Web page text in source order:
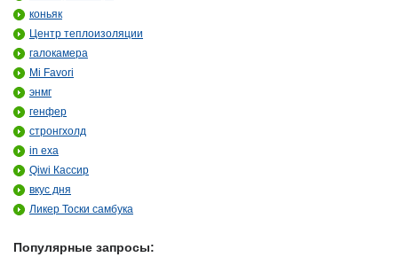
коньяк
Центр теплоизоляции
галокамера
Mi Favori
энмг
генфер
стронгхолд
in exa
Qiwi Кассир
вкус дня
Ликер Тоски самбука
Популярные запросы: